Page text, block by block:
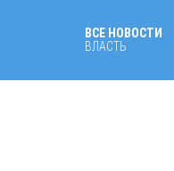
ВСЕ НОВОСТИ
ВЛАСТЬ